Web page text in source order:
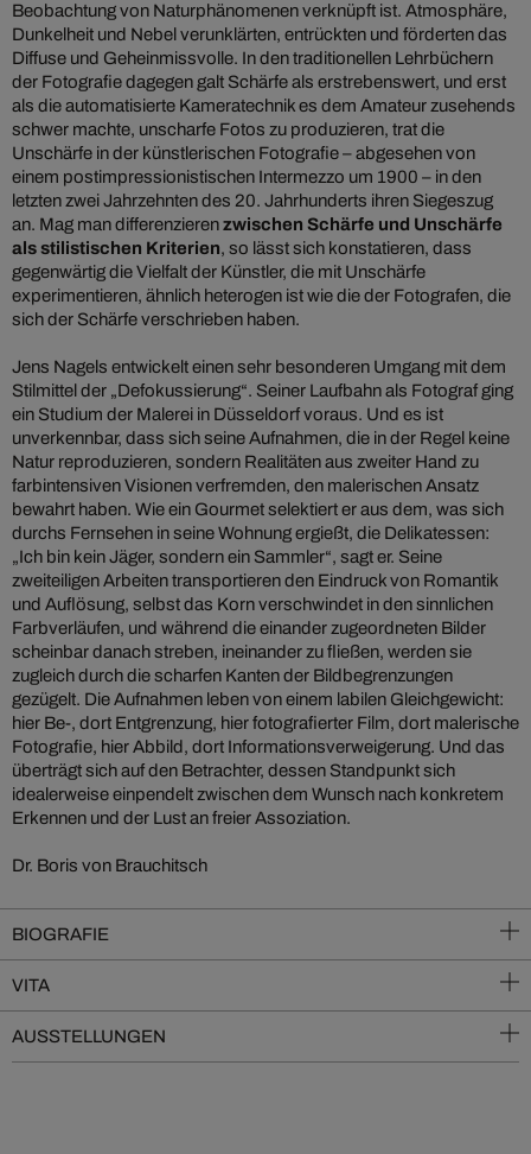
Beobachtung von Naturphänomenen verknüpft ist. Atmosphäre,
Dunkelheit und Nebel verunklärten, entrückten und förderten das
Diffuse und Geheinmissvolle. In den traditionellen Lehrbüchern
der Fotografie dagegen galt Schärfe als erstrebenswert, und erst
als die automatisierte Kameratechnik es dem Amateur zusehends
schwer machte, unscharfe Fotos zu produzieren, trat die
Unschärfe in der künstlerischen Fotografie – abgesehen von
einem postimpressionistischen Intermezzo um 1900 – in den
letzten zwei Jahrzehnten des 20. Jahrhunderts ihren Siegeszug
an. Mag man differenzierenzwischen Schärfe und Unschärfe
als stilistischen Kriterien, so lässt sich konstatieren, dass
gegenwärtig die Vielfalt der Künstler, die mit Unschärfe
experimentieren, ähnlich heterogen ist wie die der Fotografen, die
sich der Schärfe verschrieben haben.
Jens Nagels entwickelt einen sehr besonderen Umgang mit dem
Stilmittel der „Defokussierung“. Seiner Laufbahn als Fotograf ging
ein Studium der Malerei in Düsseldorf voraus. Und es ist
unverkennbar, dass sich seine Aufnahmen, die in der Regel keine
Natur reproduzieren, sondern Realitäten aus zweiter Hand zu
farbintensiven Visionen verfremden, den malerischen Ansatz
bewahrt haben. Wie ein Gourmet selektiert er aus dem, was sich
durchs Fernsehen in seine Wohnung ergießt, die Delikatessen:
„Ich bin kein Jäger, sondern ein Sammler“, sagt er. Seine
zweiteiligen Arbeiten transportieren den Eindruck von Romantik
und Auflösung, selbst das Korn verschwindet in den sinnlichen
Farbverläufen, und während die einander zugeordneten Bilder
scheinbar danach streben, ineinander zu fließen, werden sie
zugleich durch die scharfen Kanten der Bildbegrenzungen
gezügelt. Die Aufnahmen leben von einem labilen Gleichgewicht:
hier Be-, dort Entgrenzung, hier fotografierter Film, dort malerische
Fotografie, hier Abbild, dort Informationsverweigerung. Und das
überträgt sich auf den Betrachter, dessen Standpunkt sich
idealerweise einpendelt zwischen dem Wunsch nach konkretem
Erkennen und der Lust an freier Assoziation.
Dr. Boris von Brauchitsch
BIOGRAFIE
VITA
AUSSTELLUNGEN